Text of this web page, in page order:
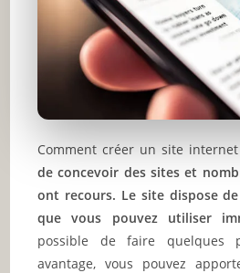
Comment créer un site
de concevoir des sites et
ont recours. Le site dispose
que vous pouvez utiliser
possible de faire quelques
avantage, vous pouvez